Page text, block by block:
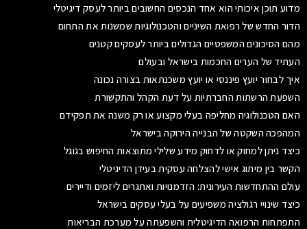
מדוע תוכן איכותי הוא אחד הנכסים החשובים ביותר לעסק דיגיטלי
הדור החדש של רפואת השיניים והטכנולוגיות שמשנות את התחום
מהם הסיכונים המשפטיים הגדולים ביותר לעסקים קטנים
העתיד של הערים החכמות בישראל ובעולם
איך לבחור יועץ פיננסי או יועץ משכנתאות בצורה נכונה
השפעת הרשתות החברתיות על דעת הקהל והתקשורת
האם הטכנולוגיה מחליפה בעלי מקצוע או רק משנה את תפקידם
המהפכה השקטה של הבנייה הירוקה בישראל
כיצד ניתן למחוק או לדחוק מידע שלילי מתוצאות החיפוש בגוגל
הקשר בין מיתוג אישי להצלחה עסקית בעידן הדיגיטלי
עולם ההתחדשות העירונית: הזדמנויות ואתגרים ליזמים ודיירים
כיצד שינויי רגולציה משפיעים על בעלי עסקים בישראל
התפתחות הרפואה הדיגיטלית והשפעתה על מערכת הבריאות